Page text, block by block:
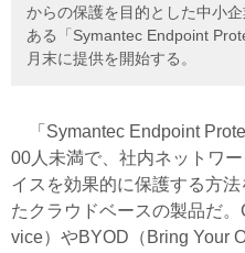
からの保護を目的とした中小
ある「Symantec Endpoint
月末に提供を開始する。
「Symantec Endpoint
00人未満で、社内ネットワ
イスを効果的に保護する方
たクラウドベースの製品だ
vice）やBYOD（Bring Your